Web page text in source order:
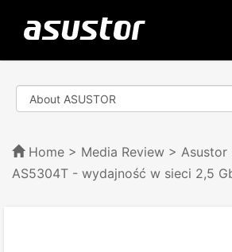
Home > Media Review > Asustor
AS5304T - wydajność w sieci 2,5